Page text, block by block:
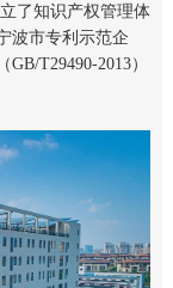
了知识产权管理体
波市专利示范企
T29490-2013）